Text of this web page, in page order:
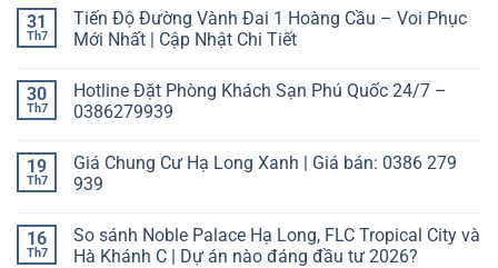
31
Th7
Tiến Độ Đường Vành Đai 1 Hoàng Cầu – Voi Phục
Mới Nhất | Cập Nhật Chi Tiết
30
Th7
Hotline Đặt Phòng Khách Sạn Phú Quốc 24/7 –
0386279939
19
Th7
Giá Chung Cư Hạ Long Xanh | Giá bán: 0386 279
939
16
Th7
So sánh Noble Palace Hạ Long, FLC Tropical City và
Hà Khánh C | Dự án nào đáng đầu tư 2026?